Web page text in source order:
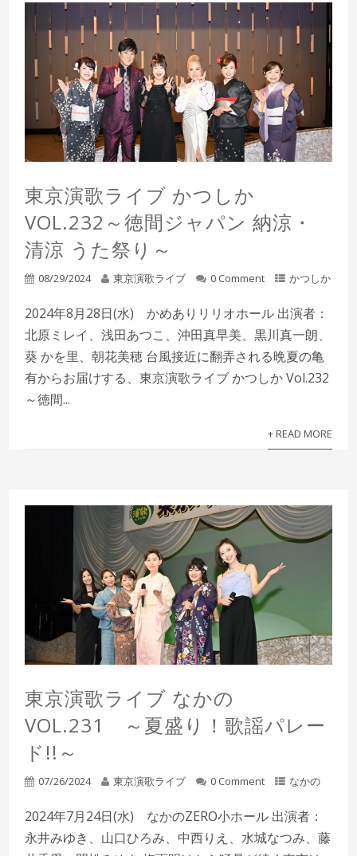
東京演歌ライブ かつしか
VOL.232～徳間ジャパン 納涼・
清涼 うた祭り～
08/29/2024 東京演歌ライブ 0 Comment かつしか
2024年8月28日(水) かめありリリオホール 出演者：
北原ミレイ、浅田あつこ、沖田真早美、黒川真一朗、
葵 かを里、朝花美穂 台風接近に翻弄される晩夏の亀
有からお届けする、東京演歌ライブ かつしか Vol.232
～徳間...
+ READ MORE
東京演歌ライブ なかの
VOL.231 ～夏盛り！歌謡パレー
ド!!～
07/26/2024 東京演歌ライブ 0 Comment なかの
2024年7月24日(水) なかのZERO小ホール 出演者：
永井みゆき、山口ひろみ、中西りえ、水城なつみ、藤